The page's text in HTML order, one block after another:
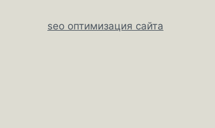
seo оптимизация сайта